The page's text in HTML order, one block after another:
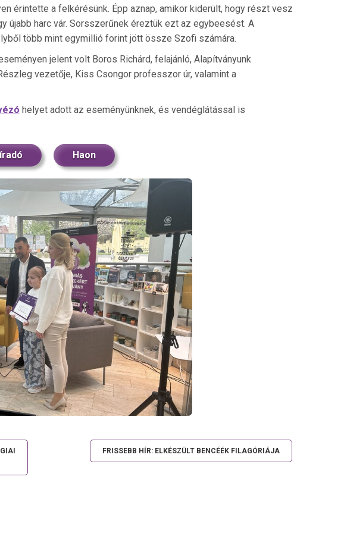
érintette a felkérésünk. Épp aznap, amikor kiderült, hogy részt vesz
újabb harc vár. Sorsszerűnek éreztük ezt az egybeesést. A
több mint egymillió forint jött össze Szofi számára.
jelent volt Boros Richárd, felajánló, Alapítványunk
vezetője, Kiss Csongor professzor úr, valamint a
helyet adott az eseményünknek, és vendéglátással is
Haon
FRISSEBB HÍR: ELKÉSZÜLT BENCÉÉK FILAGÓRIÁJA